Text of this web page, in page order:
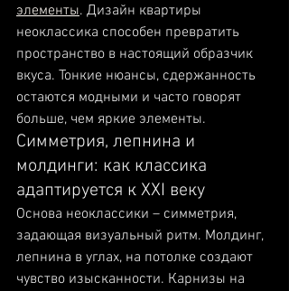
элементы. Дизайн квартиры
неоклассика способен превратить
пространство в настоящий образчик
вкуса. Тонкие нюансы, сдержанность
остаются модными и часто говорят
больше, чем яркие элементы.
Симметрия, лепнина и
молдинги: как классика
адаптируется к XXI веку
Основа неоклассики – симметрия,
задающая визуальный ритм. Молдинг,
лепнина в углах, на потолке создают
чувство изысканности. Карнизы на